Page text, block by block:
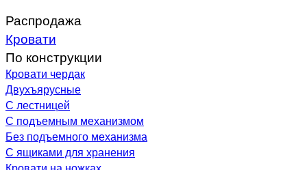
Распродажа
Кровати
По конструкции
Кровати чердак
Двухъярусные
С лестницей
С подъемным механизмом
Без подъемного механизма
С ящиками для хранения